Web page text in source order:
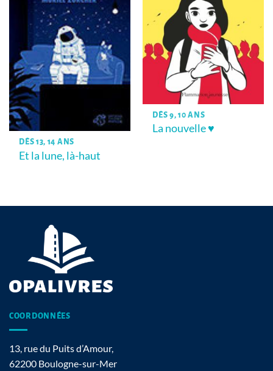
DÈS 13, 14 ANS
Et la lune, là-haut
DÈS 9, 10 ANS
La nouvelle ♥
COORDONNÉES
13, rue du Puits d’Amour,
62200 Boulogne-sur-Mer